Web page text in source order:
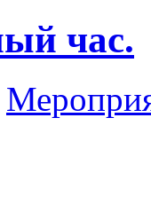
час.